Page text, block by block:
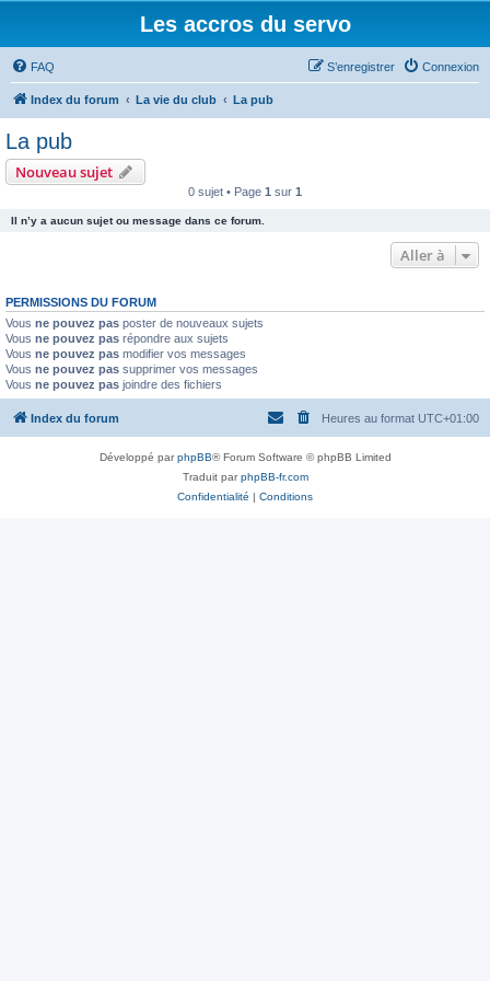
Les accros du servo
FAQ Connexion
S’enregistrer
Index du forum La vie du club La pub
La pub
Nouveau sujet
0 sujet • Page 1 sur 1
Il n’y a aucun sujet ou message dans ce forum.
Aller à
PERMISSIONS DU FORUM
Vous ne pouvez pas poster de nouveaux sujets
Vous ne pouvez pas répondre aux sujets
Vous ne pouvez pas modifier vos messages
Vous ne pouvez pas supprimer vos messages
Vous ne pouvez pas joindre des fichiers
Index du forum Heures au format UTC+01:00
Développé parphpBB® Forum Software © phpBB Limited
Traduit parphpBB-fr.com
Confidentialité | Conditions